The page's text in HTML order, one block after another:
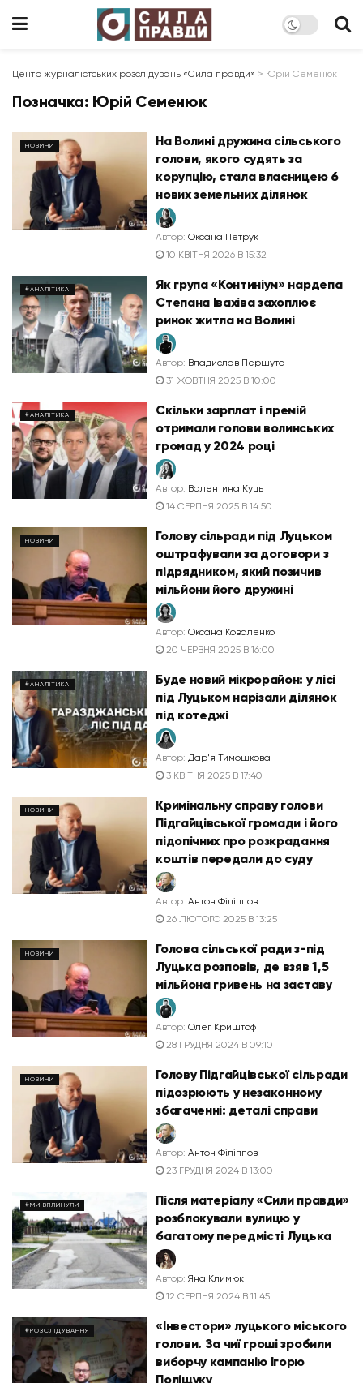
Центр журналістських розслідувань «Сила правди» > Юрій Семенюк
Позначка: Юрій Семенюк
НОВИНИ
На Волині дружина сільського
голови, якого судять за
корупцію, стала власницею 6
нових земельних ділянок
Автор: Оксана Петрук
10 КВІТНЯ 2026 В 15:32
#АНАЛІТИКА
Як група «Континіум» нардепа
Степана Івахіва захоплює
ринок житла на Волині
Автор: Владислав Першута
31 ЖОВТНЯ 2025 В 10:00
#АНАЛІТИКА
Скільки зарплат і премій
отримали голови волинських
громад у 2024 році
Автор: Валентина Куць
14 СЕРПНЯ 2025 В 14:50
НОВИНИ
Голову сільради під Луцьком
оштрафували за договори з
підрядником, який позичив
мільйони його дружині
Автор: Оксана Коваленко
20 ЧЕРВНЯ 2025 В 16:00
#АНАЛІТИКА
Буде новий мікрорайон: у лісі
під Луцьком нарізали ділянок
під котеджі
Автор: Дар'я Тимошкова
3 КВІТНЯ 2025 В 17:40
НОВИНИ
Кримінальну справу голови
Підгайцівської громади і його
підопічних про розкрадання
коштів передали до суду
Автор: Антон Філіппов
26 ЛЮТОГО 2025 В 13:25
НОВИНИ
Голова сільської ради з-під
Луцька розповів, де взяв 1,5
мільйона гривень на заставу
Автор: Олег Криштоф
28 ГРУДНЯ 2024 В 09:10
НОВИНИ
Голову Підгайцівської сільради
підозрюють у незаконному
збагаченні: деталі справи
Автор: Антон Філіппов
23 ГРУДНЯ 2024 В 13:00
#МИ ВПЛИНУЛИ
Після матеріалу «Сили правди»
розблокували вулицю у
багатому передмісті Луцька
Автор: Яна Климюк
12 СЕРПНЯ 2024 В 11:45
#РОЗСЛІДУВАННЯ
«Інвестори» луцького міського
голови. За чиї гроші зробили
виборчу кампанію Ігорю
Поліщуку